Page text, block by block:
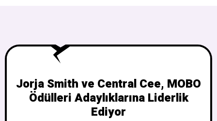
Jorja Smith ve Central Cee, MOBO
Ödülleri Adaylıklarına Liderlik
Ediyor